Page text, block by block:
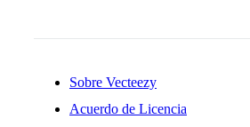
Sobre Vecteezy
Acuerdo de Licencia